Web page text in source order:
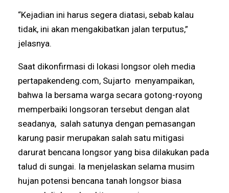
“Kejadian ini harus segera diatasi, sebab kalau
tidak, ini akan mengakibatkan jalan terputus,”
jelasnya.
Saat dikonfirmasi di lokasi longsor oleh media
pertapakendeng.com, Sujarto menyampaikan,
bahwa Ia bersama warga secara gotong-royong
memperbaiki longsoran tersebut dengan alat
seadanya, salah satunya dengan pemasangan
karung pasir merupakan salah satu mitigasi
darurat bencana longsor yang bisa dilakukan pada
talud di sungai. Ia menjelaskan selama musim
hujan potensi bencana tanah longsor biasa